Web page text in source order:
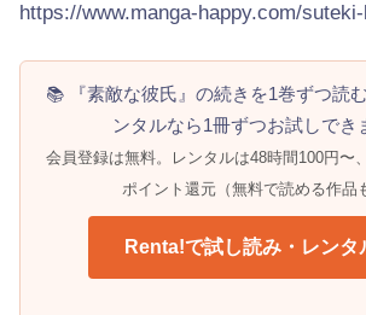
https://www.manga-happy.com/
📚 『素敵な彼氏』の続きを1巻ずつ読
ンタルなら1冊ずつお試しでき
会員登録は無料。レンタルは48時間100円〜
ポイント還元（無料で読める作品
Renta!で試し読み・レンタ